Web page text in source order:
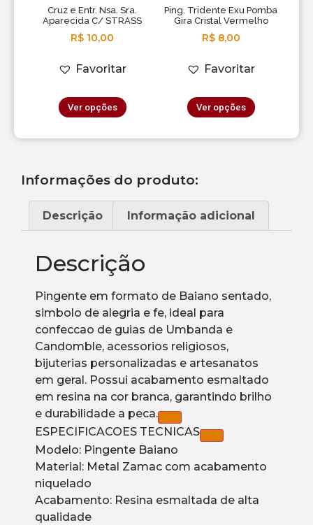
Cruz e Entr. Nsa. Sra.
Aparecida C/ STRASS
R$ 10,00
Favoritar
Ver opções
Ping. Tridente Exu Pomba
Gira Cristal Vermelho
R$8,00
Favoritar
Ver opções
Informações do produto:
Descrição Informação adicional
Descrição
Pingente em formato de Baiano sentado,
simbolo de alegria e fe, ideal para
confeccao de guias de Umbanda e
Candomble, acessorios religiosos,
bijuterias personalizadas e artesanatos
em geral. Possui acabamento esmaltado
em resina na cor branca, garantindo brilho
e durabilidade a peca.
ESPECIFICACOES TECNICAS
Modelo: Pingente Baiano
Material: Metal Zamac com acabamento
niquelado
Acabamento: Resina esmaltada de alta
qualidade